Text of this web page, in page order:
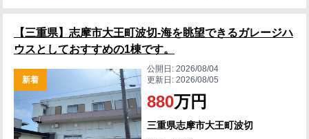
【三重県】志摩市大王町波切-海を眺望できるガレージハ
ウスとしておすすめの1棟です。
新着
公開日:2026/08/04
更新日:2026/08/05
880万円
三重県志摩市大王町波切